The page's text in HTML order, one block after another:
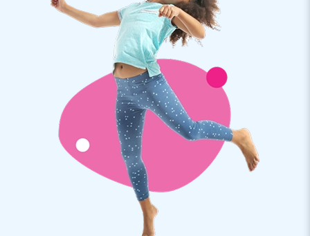
minuten op. Bijvoorbeeld tijdens een themafeest,
schoolactiviteiten of buurtbarbecues. Het multifun
springkasteel wordt compact in één deel geleverd en is
daardoor gemakkelijk te transporteren. De inflatable wordt
geleverd inclusief blower, verankeringsmateriaal,
transportzak, en een duidelijke handleiding. Alles compleet
voor een mooie beleving.
Kwaliteit en Garantie
JB kussens zijn op meerdere punten verstevigd en
meervoudig gestikt en zijn gemaakt van sterk, hoge kwaliteit
PVC. Ze zijn daardoor duurzaam en eenvoudig schoon te
houden. Het multifun springkasteel wordt tevens door JB